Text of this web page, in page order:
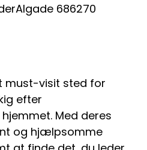
686270
must-visit sted for
efter
Med deres
og hjælpsomme